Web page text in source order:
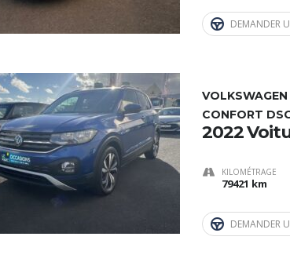
DEMANDER
CONFORT
2022
KILOMÉTRAGE
79421 km
DEMANDER